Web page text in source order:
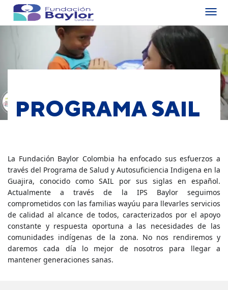
PROGRAMA SAIL
La Fundación Baylor Colombia ha enfocado sus esfuerzos a
través del Programa de Salud y Autosuficiencia Indigena en la
Guajira, conocido como SAIL por sus siglas en español.
Actualmente a través de la IPS Baylor seguimos
comprometidos con las familias wayúu para llevarles servicios
de calidad al alcance de todos, caracterizados por el apoyo
constante y respuesta oportuna a las necesidades de las
comunidades indígenas de la zona. No nos rendiremos y
daremos cada día lo mejor de nosotros para llegar a
mantener generaciones sanas.